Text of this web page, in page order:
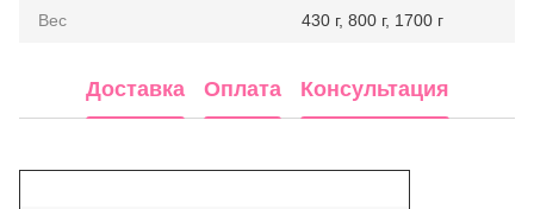
Вес 430 г, 800 г, 1700 г
Доставка Оплата Консультация